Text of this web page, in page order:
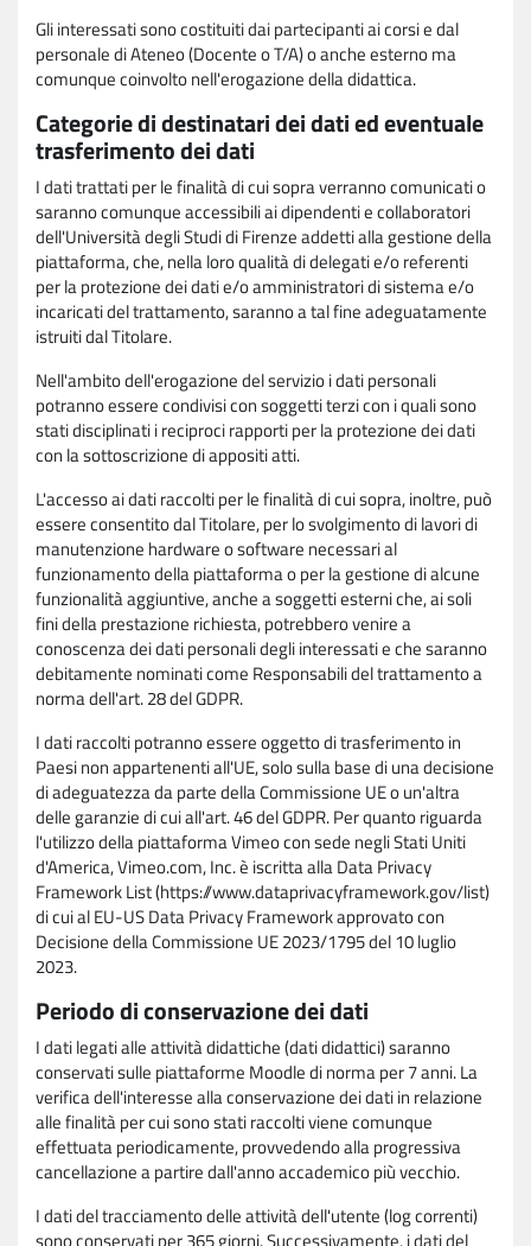
Gli interessati sono costituiti dai partecipanti ai corsi e dal
personale di Ateneo (Docente o T/A) o anche esterno ma
comunque coinvolto nell'erogazione della didattica.
Categorie di destinatari dei dati ed eventuale
trasferimento dei dati
I dati trattati per le finalità di cui sopra verranno comunicati o
saranno comunque accessibili ai dipendenti e collaboratori
dell'Università degli Studi di Firenze addetti alla gestione della
piattaforma, che, nella loro qualità di delegati e/o referenti
per la protezione dei dati e/o amministratori di sistema e/o
incaricati del trattamento, saranno a tal fine adeguatamente
istruiti dal Titolare.
Nell'ambito dell'erogazione del servizio i dati personali
potranno essere condivisi con soggetti terzi con i quali sono
stati disciplinati i reciproci rapporti per la protezione dei dati
con la sottoscrizione di appositi atti.
L'accesso ai dati raccolti per le finalità di cui sopra, inoltre, può
essere consentito dal Titolare, per lo svolgimento di lavori di
manutenzione hardware o software necessari al
funzionamento della piattaforma o per la gestione di alcune
funzionalità aggiuntive, anche a soggetti esterni che, ai soli
fini della prestazione richiesta, potrebbero venire a
conoscenza dei dati personali degli interessati e che saranno
debitamente nominati come Responsabili del trattamento a
norma dell'art. 28 del GDPR.
I dati raccolti potranno essere oggetto di trasferimento in
Paesi non appartenenti all'UE, solo sulla base di una decisione
di adeguatezza da parte della Commissione UE o un'altra
delle garanzie di cui all'art. 46 del GDPR. Per quanto riguarda
l'utilizzo della piattaforma Vimeo con sede negli Stati Uniti
d'America, Vimeo.com, Inc. è iscritta alla Data Privacy
Framework List (https://www.dataprivacyframework.gov/list)
di cui al EU-US Data Privacy Framework approvato con
Decisione della Commissione UE 2023/1795 del 10 luglio
2023.
Periodo di conservazione dei dati
I dati legati alle attività didattiche (dati didattici) saranno
conservati sulle piattaforme Moodle di norma per 7 anni. La
verifica dell'interesse alla conservazione dei dati in relazione
alle finalità per cui sono stati raccolti viene comunque
effettuata periodicamente, provvedendo alla progressiva
cancellazione a partire dall'anno accademico più vecchio.
I dati del tracciamento delle attività dell'utente (log correnti)
sono conservati per 365 giorni. Successivamente, i dati del